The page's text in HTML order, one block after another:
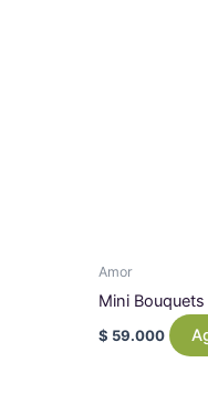
Amor
Mini
$ 59.000